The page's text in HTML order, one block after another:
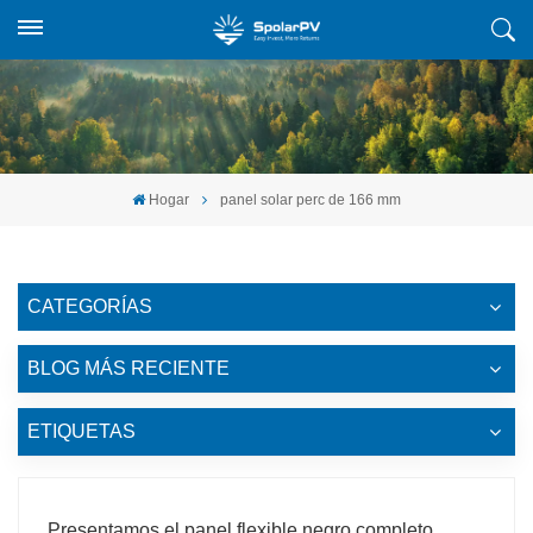
Hogar panel solar perc de 166 mm
CATEGORÍAS
BLOG MÁS RECIENTE
ETIQUETAS